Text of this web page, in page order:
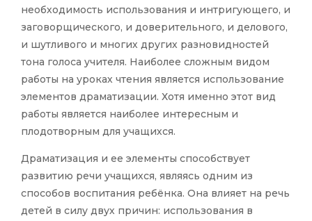
необходимость использования и интригующего, и
заговорщического, и доверительного, и делового,
и шутливого и многих других разновидностей
тона голоса учителя. Наиболее сложным видом
работы на уроках чтения является использование
элементов драматизации. Хотя именно этот вид
работы является наиболее интересным и
плодотворным для учащихся.
Драматизация и ее элементы способствует
развитию речи учащихся, являясь одним из
способов воспитания ребёнка. Она влияет на речь
детей в силу двух причин: использования в